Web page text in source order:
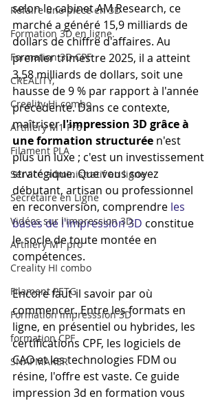
Refaire une piece en 3D
Formation 3D en ligne.
Formation 3D CPF
CREALITY,
Creality Hi combo
Artillery M1 Pro
Filament PLA
Service administratif en ligne
Secrétaire en Ligne
Vidéos sur l'impression 3D,
Artillery M1 pro
Creality HI combo
Filament PETG
Formation impresssion 3D
formation CPF
SNAPMAKER
selon le cabinet AM Research, ce
marché a généré 15,9 milliards de
dollars de chiffre d'affaires. Au
premier trimestre 2025, il a atteint
3,58 milliards de dollars, soit une
hausse de 9 % par rapport à l'année
précédente. Dans ce contexte,
maîtriser l'impression 3D grâce à
une formation structurée n'est
plus un luxe ; c'est un investissement
stratégique. Que vous soyez
débutant, artisan ou professionnel
en reconversion, comprendre les
bases de l'impression 3D constitue
le socle de toute montée en
compétences.
Encore faut-il savoir par où
commencer. Entre les formats en
ligne, en présentiel ou hybrides, les
certifications CPF, les logiciels de
CAO et les technologies FDM ou
résine, l'offre est vaste. Ce guide
impression 3d en formation vous